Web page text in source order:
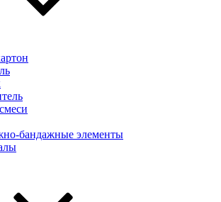
бандажные элементы